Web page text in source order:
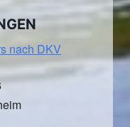
nach DKV